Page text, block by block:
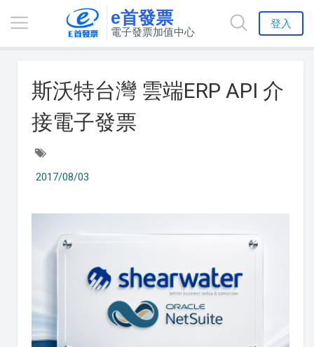
e首發票
電子發票加值中心
登入
斯沃特台灣 雲端ERP API 介
接電子發票
2017/08/03